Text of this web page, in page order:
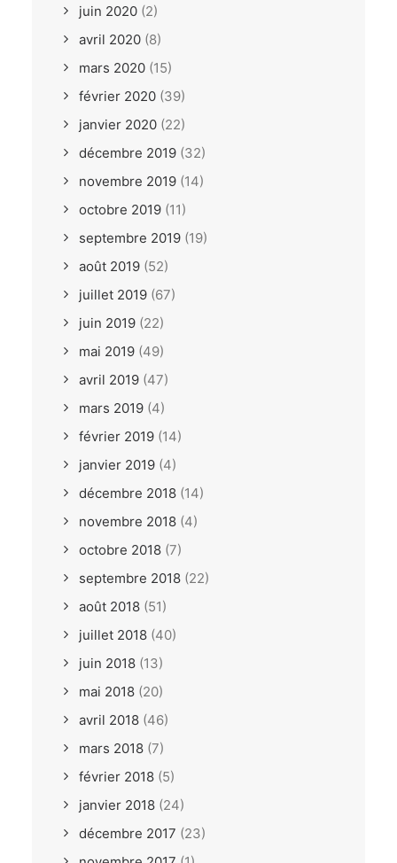
juin 2020 (2)
avril 2020 (8)
mars 2020 (15)
février 2020 (39)
janvier 2020 (22)
décembre 2019 (32)
novembre 2019 (14)
octobre 2019 (11)
septembre 2019 (19)
août 2019 (52)
juillet 2019 (67)
juin 2019 (22)
mai 2019 (49)
avril 2019 (47)
mars 2019 (4)
février 2019 (14)
janvier 2019 (4)
décembre 2018 (14)
novembre 2018 (4)
octobre 2018 (7)
septembre 2018 (22)
août 2018 (51)
juillet 2018 (40)
juin 2018 (13)
mai 2018 (20)
avril 2018 (46)
mars 2018 (7)
février 2018 (5)
janvier 2018 (24)
décembre 2017 (23)